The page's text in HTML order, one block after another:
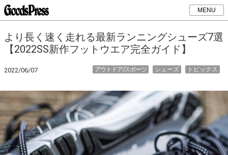
MENU
より長く速く走れる最新ランニングシューズ7選
【2022SS新作フットウエア完全ガイド】
2022/06/07 トピックス
シューズ
アウトドア/スポーツ